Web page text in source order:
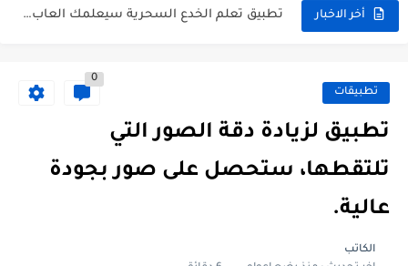
أخر الاخبار تطبيق تعلم الخدع السحرية سيعلمك العاب خفة اليد والخدع السحرية.
موقع رائع للبحث بالصور ومعرفة من قام باستخدم صورك على... تطبيقات
0
تطبيق لزيادة دقة الصور التي
تلتقطها، ستحصل على صور بجودة
عالية.
الكاتب